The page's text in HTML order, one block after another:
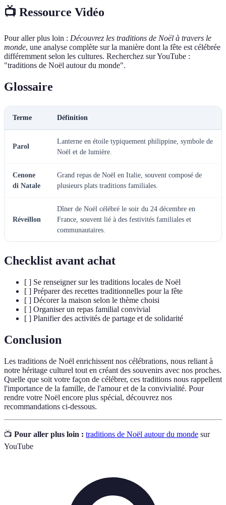
📺 Ressource Vidéo
Pour aller plus loin : Découvrez les traditions de Noël à travers le
monde, une analyse complète sur la manière dont la fête est célébrée
différemment selon les cultures. Recherchez sur YouTube :
"traditions de Noël autour du monde".
Glossaire
Terme Définition
Parol
Lanterne en étoile typiquement philippine, symbole de
Noël et de lumière.
Cenone
di Natale
Grand repas de Noël en Italie, souvent composé de
plusieurs plats traditions familiales.
Réveillon
Dîner de Noël célébré le soir du 24 décembre en
France, souvent lié à des festivités familiales et
communautaires.
Checklist avant achat
[ ] Se renseigner sur les traditions locales de Noël
[ ] Préparer des recettes traditionnelles pour la fête
[ ] Décorer la maison selon le thème choisi
[ ] Organiser un repas familial convivial
[ ] Planifier des activités de partage et de solidarité
Conclusion
Les traditions de Noël enrichissent nos célébrations, nous reliant à
notre héritage culturel tout en créant des souvenirs avec nos proches.
Quelle que soit votre façon de célébrer, ces traditions nous rappellent
l'importance de la famille, de l'amour et de la convivialité. Pour
rendre votre Noël encore plus spécial, découvrez nos
recommandations ci-dessous.
📺 Pour aller plus loin : traditions de Noël autour du monde sur
YouTube